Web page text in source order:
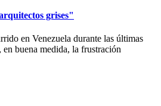
grises"
en Venezuela durante las últimas
buena medida, la frustración